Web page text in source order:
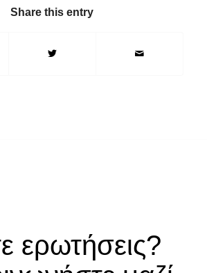
Share this entry
ερωτήσεις?